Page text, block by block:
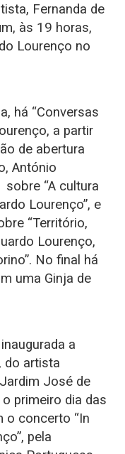
Fernanda de
às 19 horas,
Lourenço no
há “Conversas
a partir
de abertura
António
“A cultura
Lourenço”, e
“Território,
Lourenço,
No final há
uma Ginja de
a
do artista
José de
o primeiro dia das
o concerto “In
pela